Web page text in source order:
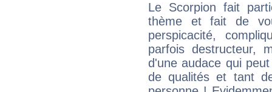
Le Scorpion fait
thème et fait de
perspicacité,
parfois destructeur,
d'une audace qui
de qualités et tant